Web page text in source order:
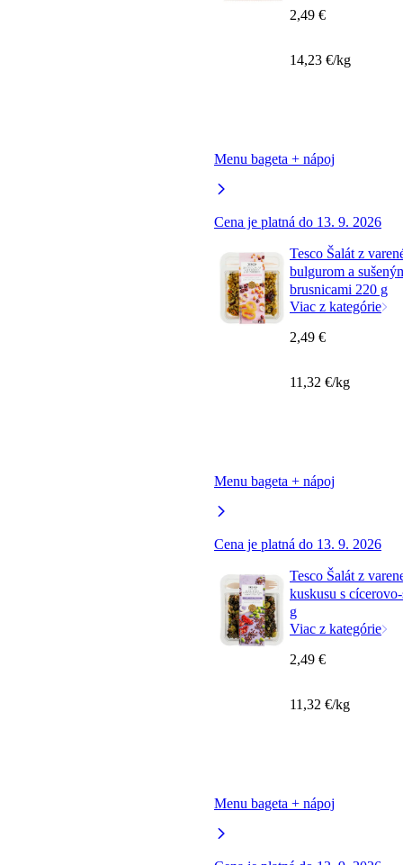
Menu bageta + nápoj
Cena je platná do 13. 9. 2026
2,49 €
14,23 €/kg
Tesco Šalát z
bulgurom a
brusnicami 220 g
Viac z kategórie
Menu bageta + nápoj
Cena je platná do 13. 9. 2026
2,49 €
11,32 €/kg
Tesco Šalát z
kuskusu s
g
Viac z kategórie
Menu bageta + nápoj
2,49 €
11,32 €/kg